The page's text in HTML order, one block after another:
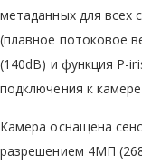
метаданных для всех
(плавное потоковое
(140dB) и функция P-
подключения к
Камера оснащена
разрешением 4МП